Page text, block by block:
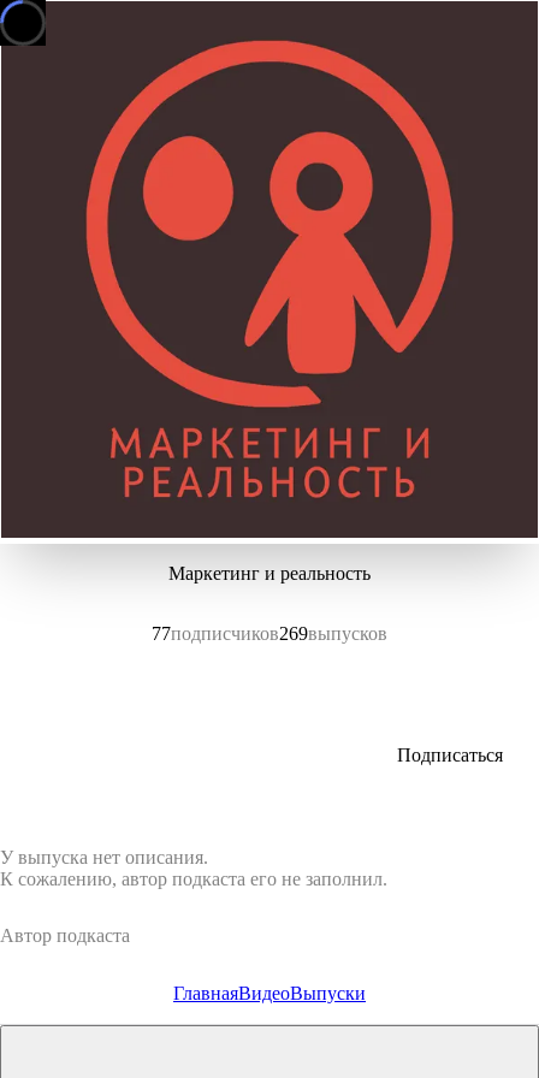
Маркетинг и реальность
77подписчиков269выпусков
Подписаться
У выпуска нет описания.
К сожалению, автор подкаста его не заполнил.
Автор подкаста
ГлавнаяВидеоВыпуски